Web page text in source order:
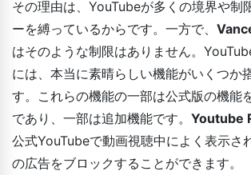
その理由は、YouTubeが多くの境界や制
ーを縛っているからです。一方で、
はそのような制限はありません。
には、本当に素晴らしい機能がいくつか
す。これらの機能の一部は公式版の機能
であり、一部は追加機能です。 Youtube
公式YouTubeで動画視聴中によく表示さ
の広告をブロックすることができます。